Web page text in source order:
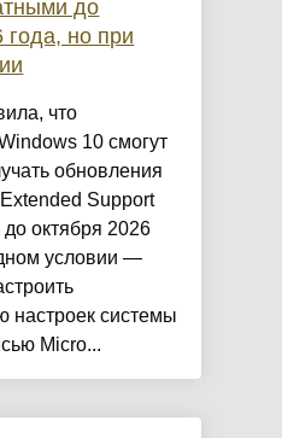
до
года, но при
что
10 смогут
обновления
Support
октября 2026
условии —
настроек системы
Micro...